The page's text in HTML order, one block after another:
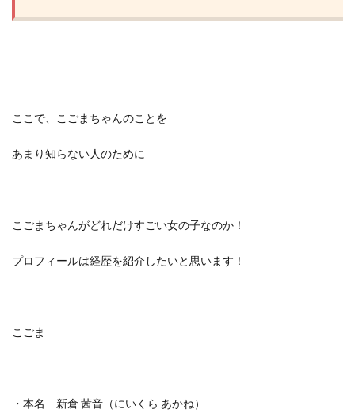
ここで、こごまちゃんのことを
あまり知らない人のために
こごまちゃんがどれだけすごい女の子なのか！
プロフィールは経歴を紹介したいと思います！
こごま
・本名 新倉 茜音（にいくら あかね）